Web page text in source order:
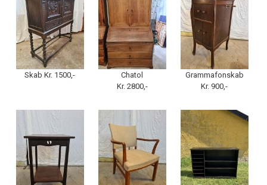
Skab Kr. 1500,-
Chatol
Kr. 2800,-
Grammafonskab
Kr. 900,-